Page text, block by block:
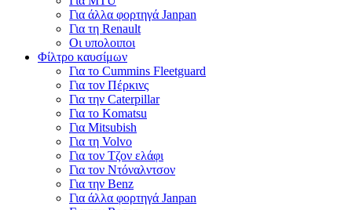
Για άλλα φορτηγά Janpan
Για τη Renault
Οι υπολοιποι
Φίλτρο καυσίμων
Για το Cummins Fleetguard
Για τον Πέρκινς
Για την Caterpillar
Για το Komatsu
Για Mitsubish
Για τη Volvo
Για τον Τζον ελάφι
Για τον Ντόναλντσον
Για την Benz
Για άλλα φορτηγά Janpan